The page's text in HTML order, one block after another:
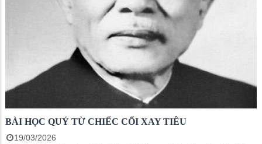
học tập và làm theo Bác.
BÀI HỌC QUÝ TỪ CHIẾC CỐI XAY TIÊU
19/03/2026